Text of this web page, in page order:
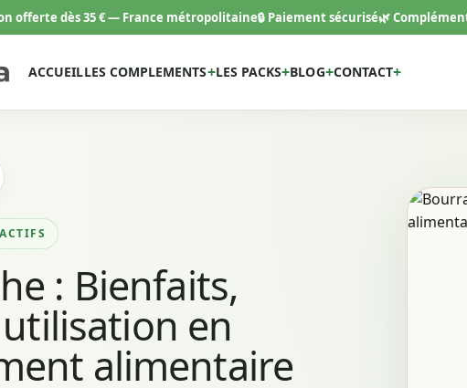
offerte dès 35 € — France métropolitaine🔒 Paiement sécurisé🌿
ACCUEILLES COMPLEMENTS LES PACKS BLOG CONTACT
: Bienfaits,
en
alimentaire